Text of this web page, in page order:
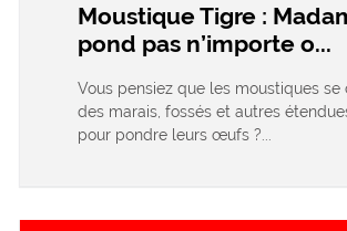
Moustique Tigre :
pond pas n’importe o...
Vous pensiez que les moustiques se
des marais, fossés et autres
pour pondre leurs œufs ?...